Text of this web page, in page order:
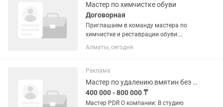
Мастер по химчистке обуви
Договорная
Приглашаем в команду мастера по
химчистке и реставрации обуви.
Обязанности: Химчистка обуви любых
восстановление цвета. ...
Алматы, сегодня
Реклама
Мастер по удалению вмятин без покраски
400 000 - 800 000 ₸
Мастер PDR О компании: В студию